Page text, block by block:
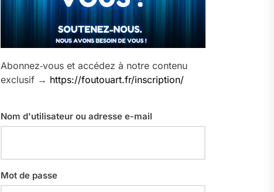
Abonnez‑vous et accédez à notre contenu
exclusif → https://foutouart.fr/inscription/
Nom d'utilisateur ou adresse e-mail
Mot de passe